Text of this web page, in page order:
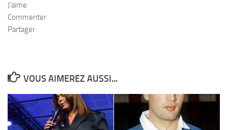
J’aime
Commenter
Partager
VOUS AIMEREZ AUSSI...